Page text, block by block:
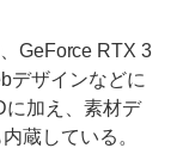
GeForce RTX 3
デザインなどに
に加え、素材デ
蔵している。